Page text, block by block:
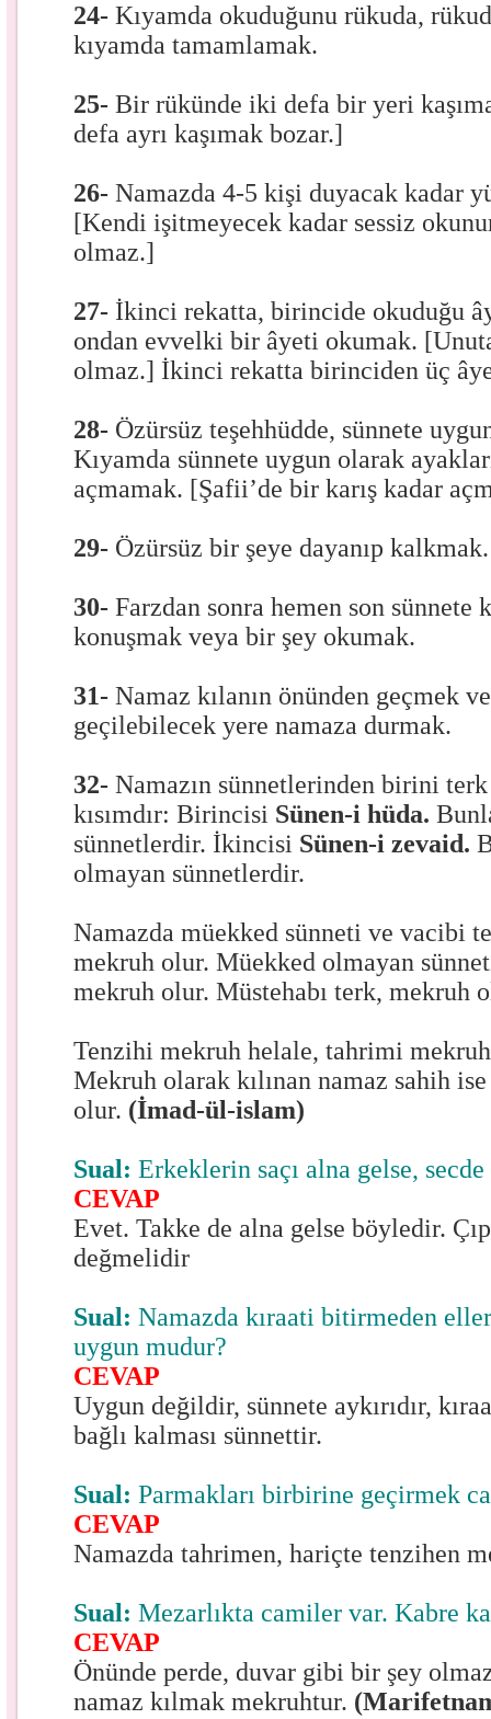
24-Kıyamda okuduğunu rükuda,
kıyamda tamamlamak.
25-Bir rükünde iki defa bir yeri
defa ayrı kaşımak bozar.]
26-Namazda 4-5 kişi duyacak kadar
[Kendi işitmeyecek kadar sessiz
olmaz.]
27- İkinci rekatta, birincide okuduğu
ondan evvelki bir âyeti okumak.
olmaz.] İkinci rekatta birinciden üç
28- Özürsüz teşehhüdde, sünnete
Kıyamda sünnete uygun olarak
açmamak. [Şafii’de bir karış kadar
29- Özürsüz bir şeye dayanıp kalkmak.
30-Farzdan sonra hemen son sünnete
konuşmak veya bir şey okumak.
31-Namaz kılanın önünden geçmek
geçilebilecek yere namaza durmak.
32-Namazın sünnetlerinden birini
kısımdır: Birincisi Sünen-i hüda.
sünnetlerdir. İkincisi Sünen-i zevaid.
olmayan sünnetlerdir.
Namazda müekked sünneti ve vacibi
mekruh olur. Müekked olmayan
mekruh olur. Müstehabı terk, mekruh
Tenzihi mekruh helale, tahrimi mekruh
Mekruh olarak kılınan namaz sahih
olur. (İmad-ül-islam)
Sual: Erkeklerin saçı alna gelse,
CEVAP
Evet. Takke de alna gelse böyledir.
değmelidir
Sual: Namazda kıraati bitirmeden
uygun mudur?
CEVAP
Uygun değildir, sünnete aykırıdır,
bağlı kalması sünnettir.
Sual: Parmakları birbirine geçirmek
CEVAP
Namazda tahrimen, hariçte tenzihen
Sual: Mezarlıkta camiler var. Kabre
CEVAP
Önünde perde, duvar gibi bir şey
namaz kılmak mekruhtur.